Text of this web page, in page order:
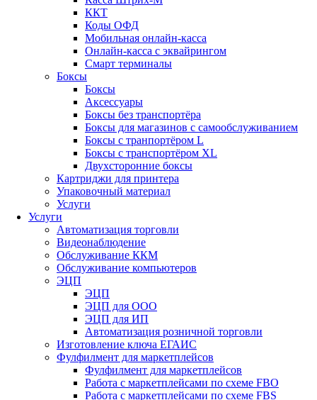
ККТ
Коды ОФД
Мобильная онлайн-касса
Онлайн-касса с эквайрингом
Смарт терминалы
Боксы
Боксы
Аксессуары
Боксы без транспортёра
Боксы для магазинов с самообслуживанием
Боксы с транпортёром L
Боксы с транспортёром XL
Двухсторонние боксы
Картриджи для принтера
Упаковочный материал
Услуги
Услуги
Автоматизация торговли
Видеонаблюдение
Обслуживание ККМ
Обслуживание компьютеров
ЭЦП
ЭЦП
ЭЦП для ООО
ЭЦП для ИП
Автоматизация розничной торговли
Изготовление ключа ЕГАИС
Фулфилмент для маркетплейсов
Фулфилмент для маркетплейсов
Работа с маркетплейсами по схеме FBO
Работа с маркетплейсами по схеме FBS